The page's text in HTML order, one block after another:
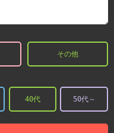
その他
40代 50代～